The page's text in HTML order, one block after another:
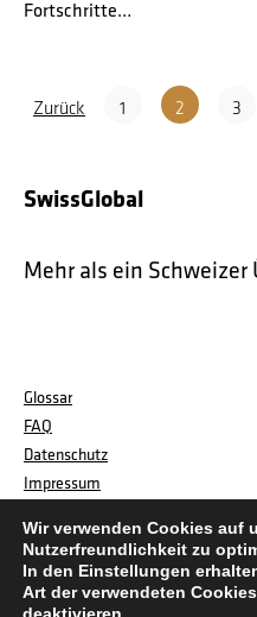
Fortschritte…
Zurück 1 2 3
SwissGlobal
Mehr als ein Schweizer
Glossar
FAQ
Datenschutz
Impressum
Kontakt
Jobs
Wir verwenden Cookies auf
Nutzerfreundlichkeit zu
In den Einstellungen
Art der verwendeten